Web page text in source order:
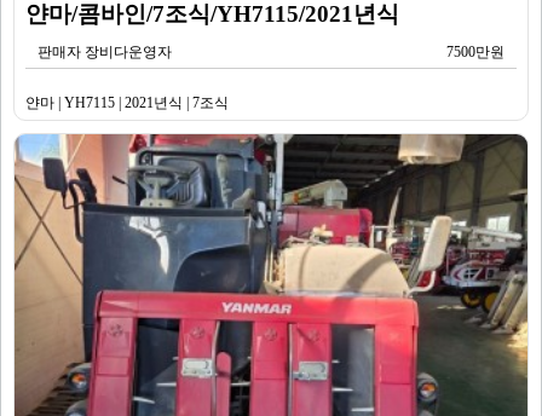
얀마/콤바인/7조식/YH7115/2021년식
판매자 장비다운영자 7500만원
얀마 | YH7115 | 2021년식 | 7조식